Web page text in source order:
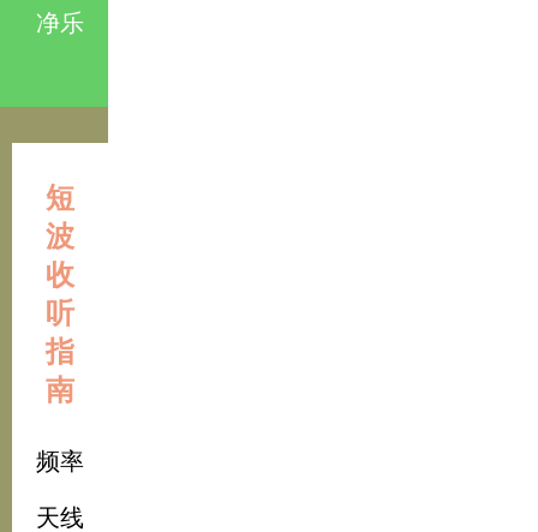
净乐
短
波
收
听
指
南
频率
天线